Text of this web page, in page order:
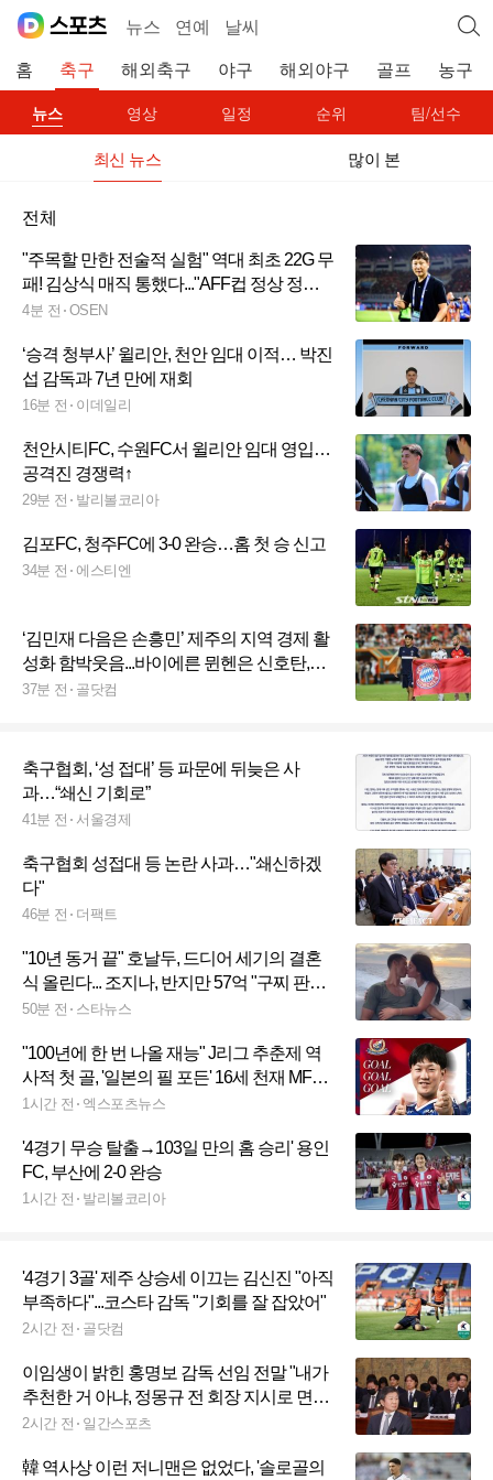
뉴스 연예 날씨
홈 축구 해외축구 야구 해외야구 골프 농구
뉴스 영상 일정 순위 팀/선수
최신 뉴스 많이 본
전체
"주목할 만한 전술적 실험" 역대 최초 22G 무
패! 김상식 매직 통했다..."AFF컵 정상 정복
가능해" 베트남 현지 극찬
4분 전 OSEN
‘승격 청부사’ 윌리안, 천안 임대 이적… 박진
섭 감독과 7년 만에 재회
16분 전 이데일리
천안시티FC, 수원FC서 윌리안 임대 영입…
공격진 경쟁력↑
29분 전 발리볼코리아
김포FC, 청주FC에 3-0 완승…홈 첫 승 신고
34분 전 에스티엔
‘김민재 다음은 손흥민’ 제주의 지역 경제 활
성화 함박웃음...바이에른 뮌헨은 신호탄,
“LAFC와 맞대결 추진”
37분 전 골닷컴
축구협회, ‘성 접대’ 등 파문에 뒤늦은 사
과…“쇄신 기회로”
41분 전 서울경제
축구협회 성접대 등 논란 사과…"쇄신하겠
다"
46분 전 더팩트
"10년 동거 끝" 호날두, 드디어 세기의 결혼
식 올린다... 조지나, 반지만 57억 "구찌 판매
원이 1조원 사모님으로"
50분 전 스타뉴스
"100년에 한 번 나올 재능" J리그 추춘제 역
사적 첫 골, '일본의 필 포든' 16세 천재 MF가
주인공…日 축구사 새로 썼다
1시간 전 엑스포츠뉴스
'4경기 무승 탈출→103일 만의 홈 승리' 용인
FC, 부산에 2-0 완승
1시간 전 발리볼코리아
'4경기 3골' 제주 상승세 이끄는 김신진 "아직
부족하다"...코스타 감독 "기회를 잘 잡았어"
2시간 전 골닷컴
이임생이 밝힌 홍명보 감독 선임 전말 "내가
추천한 거 아냐, 정몽규 전 회장 지시로 면
담"
2시간 전 일간스포츠
韓 역사상 이런 저니맨은 없었다, '솔로골의